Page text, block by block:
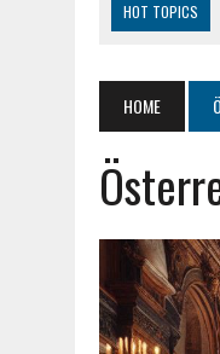
HOT TOPICS
9. JUNI 2026 |
7. AUGUST 2026
HOME